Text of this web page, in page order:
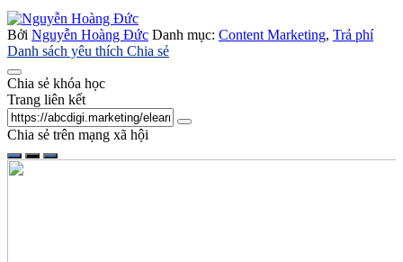
Bởi Nguyễn Hoàng Đức Danh mục: Content Marketing, Trả phí
Danh sách yêu thích Chia sẻ
Chia sẻ khóa học
Trang liên kết
Chia sẻ trên mạng xã hội